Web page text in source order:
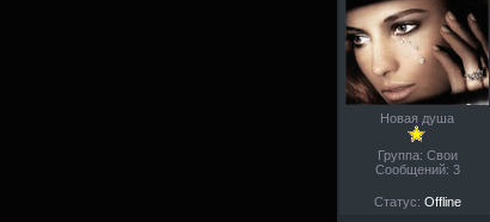
Новая душа
Группа: Свои
Сообщений: 3
Статус: Offline